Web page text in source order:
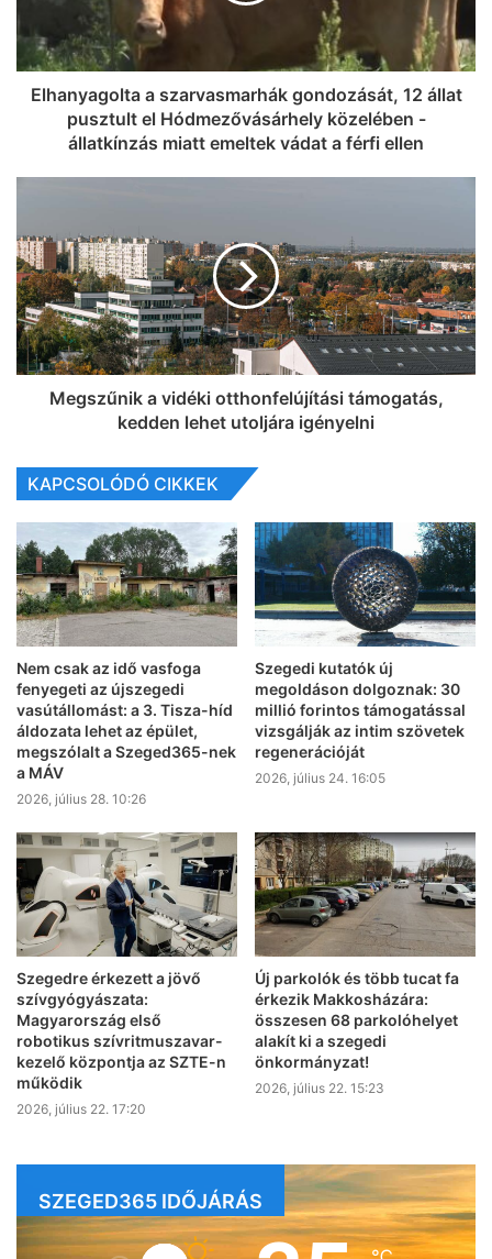
Elhanyagolta a szarvasmarhák gondozását, 12 állat
pusztult el Hódmezővásárhely közelében -
állatkínzás miatt emeltek vádat a férfi ellen
Megszűnik a vidéki otthonfelújítási támogatás,
kedden lehet utoljára igényelni
KAPCSOLÓDÓ CIKKEK
Nem csak az idő vasfoga
fenyegeti az újszegedi
vasútállomást: a 3. Tisza-híd
áldozata lehet az épület,
megszólalt a Szeged365-nek
a MÁV
2026, július 28. 10:26
Szegedi kutatók új
megoldáson dolgoznak: 30
millió forintos támogatással
vizsgálják az intim szövetek
regenerációját
2026, július 24. 16:05
Szegedre érkezett a jövő
szívgyógyászata:
Magyarország első
robotikus szívritmuszavar-
kezelő központja az SZTE-n
működik
2026, július 22. 17:20
Új parkolók és több tucat fa
érkezik Makkosházára:
összesen 68 parkolóhelyet
alakít ki a szegedi
önkormányzat!
2026, július 22. 15:23
SZEGED365 IDŐJÁRÁS